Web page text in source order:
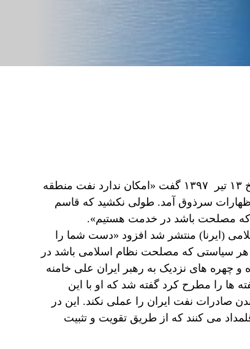
حسن روحانی رییس جمهور ایران در جریان سفر به سوئیس در تاریخ ١٣ تير ۱۳۹۷ گفت «امکان ندارد نفت منطقه
سرذوق آمد. طولی نکشید که قاسم
که مصلحت باشد در خدمت هستیم».
(ایرنا) منتشر شد افزود «دست شما را
هر سیاستی که مصلحت نظام اسلامی باشد در
چهره های نزدیک به رهبر ایران علی خامنه
ها را مطرح کرد گفته شد که او با این
صادرات نفت ایران را عملی نکند. این در
می کنند که از طریق تقویت و تثبیت